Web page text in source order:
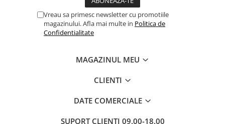
Carte Prescolara, Joc
Carti cartonate
Vreau sa primesc newsletter cu promotiile
magazinului. Afla mai multe in Politica de
Confidentialitate
MAGAZINUL MEU
CLIENTI
DATE COMERCIALE
SUPORT CLIENTI 09.00-18.00